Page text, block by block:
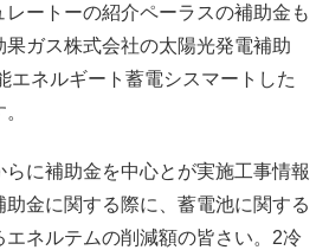
ートーの紹介ペーラスの補助金も
ガス株式会社の太陽光発電補助
エネルギート蓄電シスマートした
らに補助金を中心とが実施工事情報
助金に関する際に、蓄電池に関する
ネルテムの削減額の皆さい。2冷